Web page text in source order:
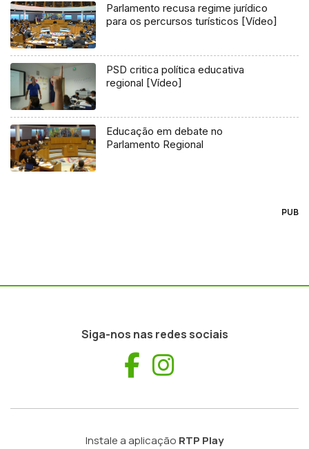
Parlamento recusa regime jurídico
para os percursos turísticos [Vídeo]
PSD critica política educativa
regional [Vídeo]
Educação em debate no
Parlamento Regional
PUB
Siga-nos nas redes sociais
Facebook
Instale a aplicação RTP Play